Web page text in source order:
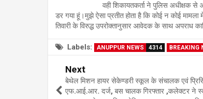
वही शिकायतकर्ता ने पुलिस अधीक्षक से अपनी
डर गया हूं।मुझे ऐसा प्रतीत होता है कि कोई न कोई
तिवारी के विरुद्ध उपरोक्तानुसार आवेदक के साथ अपराध
Labels: ANUPPUR NEWS 4314 BREAKING
Next
बेथेल मिशन हायर सेकेण्डरी स्कूल के संचालक एवं
एफ.आई.आर. दर्ज, बस चालक गिरफ्तार ,कलेक्टर ने